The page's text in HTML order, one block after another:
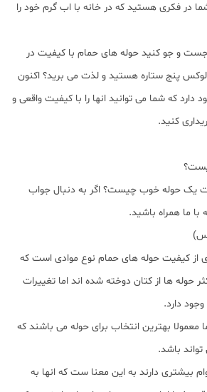
در فکری هستید که در خانه با اب گرم خود را
جست و جو کنید حوله های حمام با کیفیت در
پنج ستاره هستید و لذت می برید؟ اکنون
که شما می توانید انها را با کیفیت واقعی و
کنید.
یک حوله خوب چیست؟ اگر به دنبال جواب
ما همراه باشید.
از کیفیت حوله های حمام نوع موادی است که
حوله ها از کتان دوخته شده اند اما تغییرات
دارد.
بهترین انتخاب برای حوله می باشند که
باشد.
بیشتری دارند به این معنا ست که انها به